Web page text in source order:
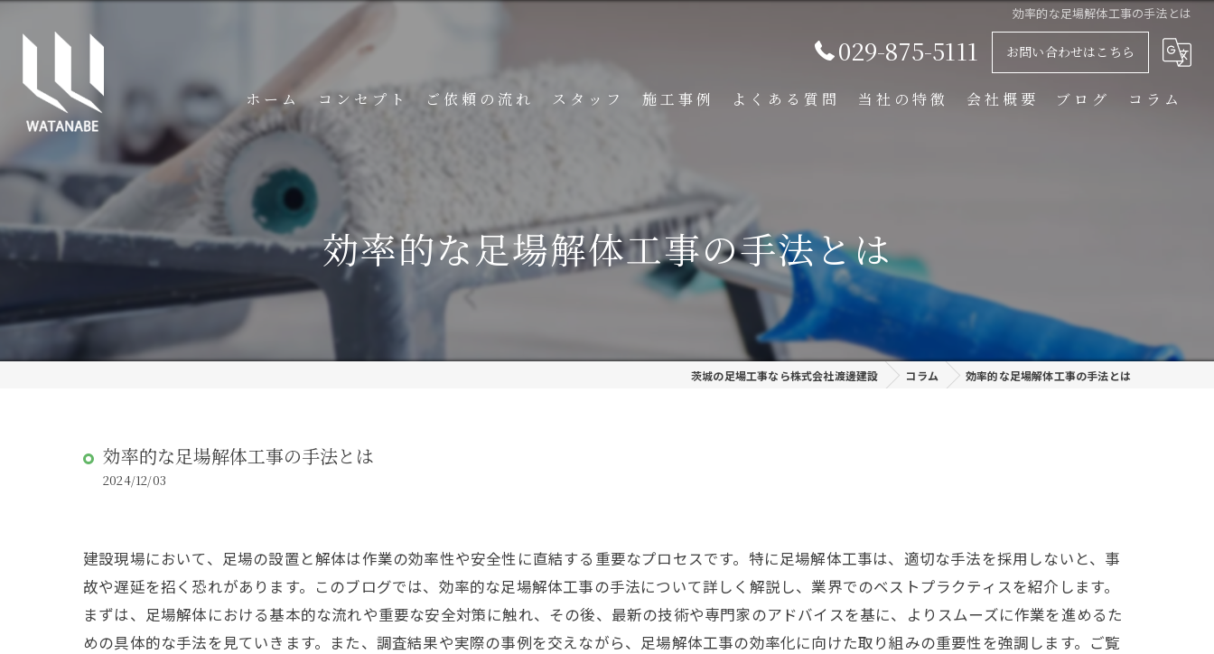
効率的な足場解体工事の手法とは
029-875-5111 お問い合わせはこちら
ホーム コンセプト ご依頼の流れ スタッフ 施工事例 よくある質問 当社の特徴
プラント工事
リース
会社概要 ブログ コラム
効率的な足場解体工事の手法とは
茨城の足場工事なら株式会社渡邊建設 コラム 効率的な足場解体工事の手法とは
効率的な足場解体工事の手法とは
2024/12/03
建設現場において、足場の設置と解体は作業の効率性や安全性に直結する重要なプロセスです。特に足場解体工事は、適切な手法を採用しないと、事
故や遅延を招く恐れがあります。このブログでは、効率的な足場解体工事の手法について詳しく解説し、業界でのベストプラクティスを紹介します。
まずは、足場解体における基本的な流れや重要な安全対策に触れ、その後、最新の技術や専門家のアドバイスを基に、よりスムーズに作業を進めるた
めの具体的な手法を見ていきます。また、調査結果や実際の事例を交えながら、足場解体工事の効率化に向けた取り組みの重要性を強調します。ご覧